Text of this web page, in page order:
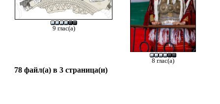
9 глас(а)
8 глас(а)
78 файл(а) в 3 страница(и)